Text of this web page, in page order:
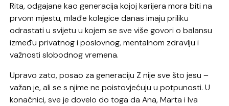
Rita, odgajane kao generacija kojoj karijera mora biti na
prvom mjestu, mlađe kolegice danas imaju priliku
odrastati u svijetu u kojem se sve više govori o balansu
između privatnog i poslovnog, mentalnom zdravlju i
važnosti slobodnog vremena.
Upravo zato, posao za generaciju Z nije sve što jesu –
važan je, ali se s njime ne poistovjećuju u potpunosti. U
konačnici, sve je dovelo do toga da Ana, Marta i Iva